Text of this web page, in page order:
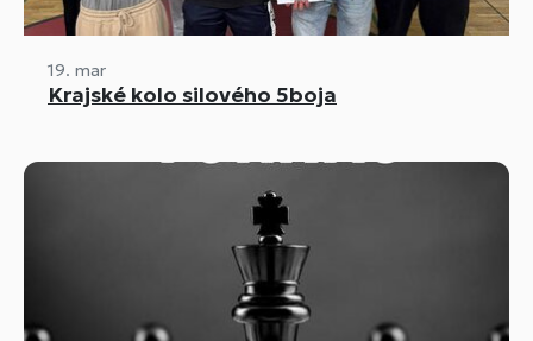
19. mar
Krajské kolo silového 5boja